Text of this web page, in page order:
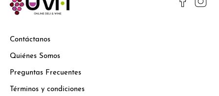
Contáctanos
Quiénes Somos
Preguntas Frecuentes
Términos y condiciones